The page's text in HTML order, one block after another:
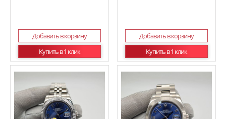
Добавить в корзину
Купить в 1 клик
Добавить в корзину
Купить в 1 клик